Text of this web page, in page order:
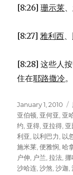
[8:26]珊示莱、
[8:27]雅利西、
[8:28] 这些人
住在耶路撒冷。
Posted
on
January 1, 2010
亚伯顿 亚何亚 亚
约 亚得 亚拉得 亚
利亚 以利巴力 以
施米莱 ,便雅悯 ,哈
户伸
户兰 ,拉法 ,挪
沙哈连 ,沙煞 ,沙迦 ,